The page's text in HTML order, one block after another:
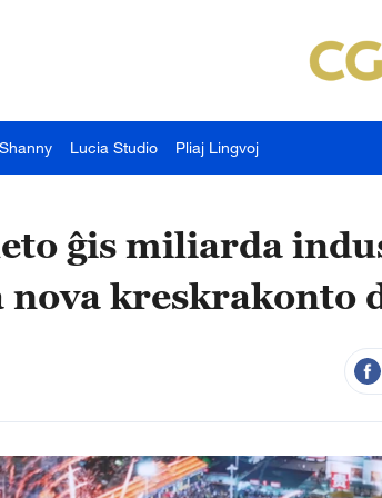
Lucia Studio Pliaj Lingvoj
ĝis miliarda
kreskrakonto